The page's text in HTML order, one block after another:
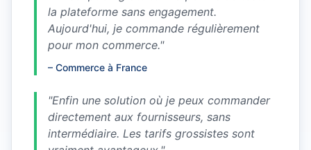
la plateforme sans engagement.
Aujourd'hui, je commande régulièrement
pour mon commerce."
– Commerce à France
"Enfin une solution où je peux commander
directement aux fournisseurs, sans
intermédiaire. Les tarifs grossistes sont